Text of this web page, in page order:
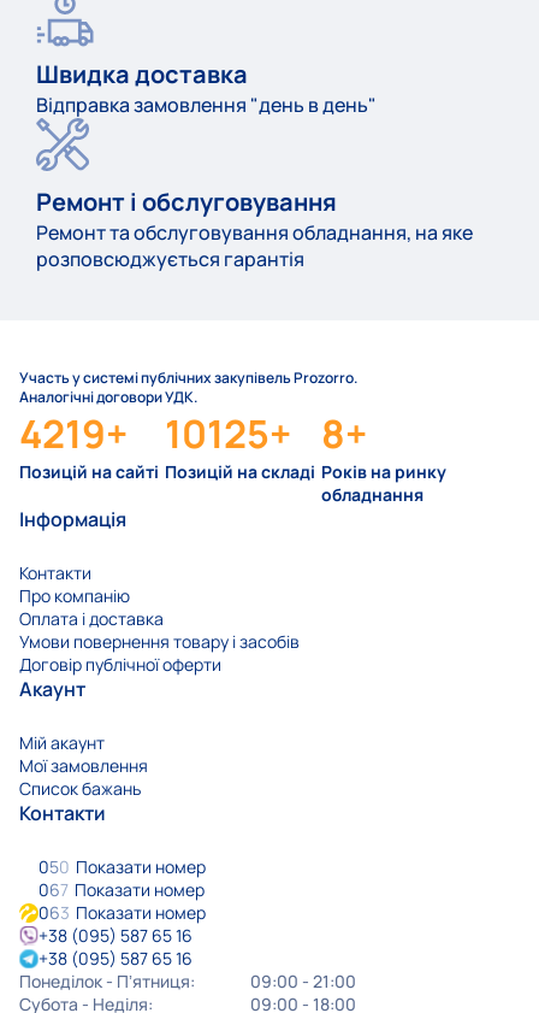
Швидка доставка
Відправка замовлення "день в день"
Ремонт і обслуговування
Ремонт та обслуговування обладнання, на яке
розповсюджується гарантія
Участь у системі публічних закупівель Prozorro.
Аналогічні договори УДК.
8+
Років на ринку
обладнання
10125+
Позицій на складі
4219+
Позицій на сайті
Інформація
Контакти
Про компанію
Оплата і доставка
Умови повернення товару і засобів
Договір публічної оферти
Акаунт
Мій акаунт
Мої замовлення
Список бажань
Контакти
050 Показати номер
067 Показати номер
063 Показати номер
+38 (095) 587 65 16
+38 (095) 587 65 16
Понеділок - Пʼятниця:
09:00 - 21:00
Субота - Неділя:
09:00 - 18:00